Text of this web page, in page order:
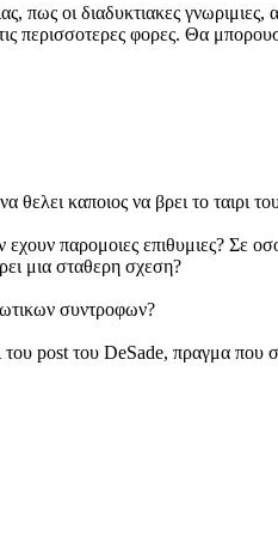
οι διαδυκτιακες γνωριμιες,
περισσοτερες φορες. Θα
καποιος να βρει το ταιρι
παρομοιες επιθυμιες? Σε
μια σταθερη σχεση?
συντροφων?
του post του DeSade, πραγμα